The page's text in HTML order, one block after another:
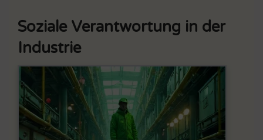
Soziale Verantwortung in der
Industrie